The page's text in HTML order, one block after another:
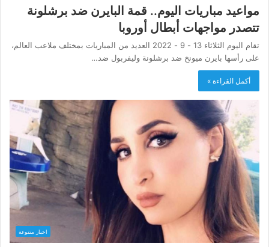
مواعيد مباريات اليوم.. قمة البايرن ضد برشلونة
تتصدر مواجهات أبطال أوروبا
تقام اليوم الثلاثاء 13 - 9 - 2022 العديد من المباريات بمختلف ملاعب العالم،
على رأسها بايرن ميونخ ضد برشلونة وليفربول ضد…
أكمل القراءة »
اخبار متنوعة